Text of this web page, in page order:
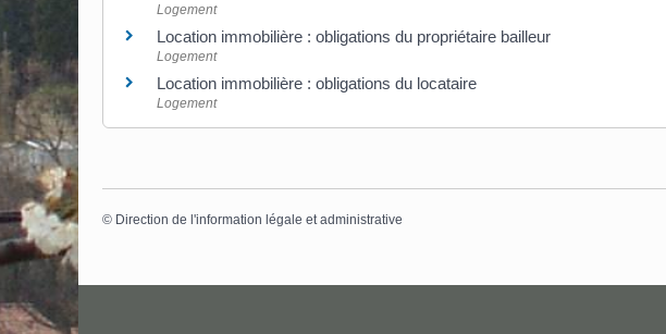
Logement
Location immobilière : obligations du propriétaire bailleur
Logement
Location immobilière : obligations du locataire
Logement
© Direction de l'information légale et administrative